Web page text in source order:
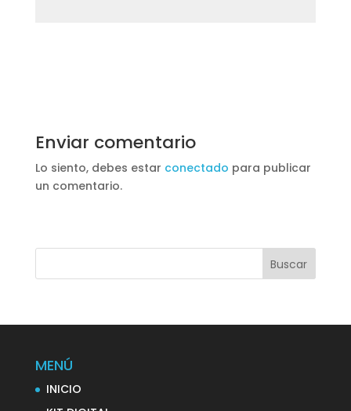
Enviar comentario
Lo siento, debes estar conectado para publicar
un comentario.
MENÚ
INICIO